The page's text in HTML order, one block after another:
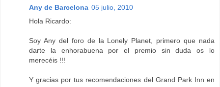
Any de Barcelona 05 julio, 2010
Hola Ricardo:
Soy Any del foro de la Lonely Planet, primero que nada
darte la enhorabuena por el premio sin duda os lo
merecéis !!!
Y gracias por tus recomendaciones del Grand Park Inn en